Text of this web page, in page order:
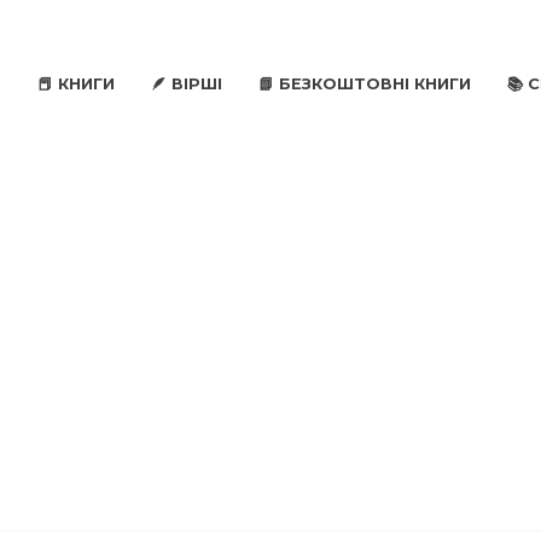
📕 КНИГИ 🪶 ВІРШІ 📗 БЕЗКОШТОВНІ КНИГИ 📚